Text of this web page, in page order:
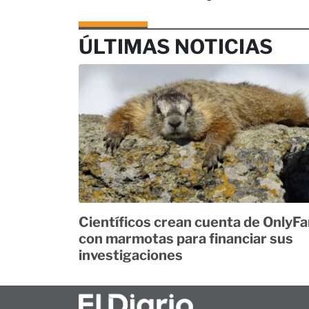
ÚLTIMAS NOTICIAS
Científicos crean cuenta de
con marmotas para financiar sus
investigaciones